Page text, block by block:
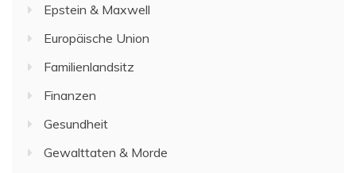
Epstein & Maxwell
Europäische Union
Familienlandsitz
Finanzen
Gesundheit
Gewalttaten & Morde